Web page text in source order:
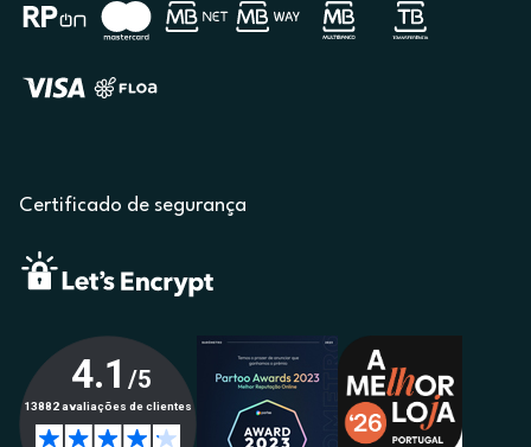
Certificado de segurança